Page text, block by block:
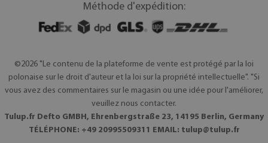
Méthode d'expédition:
©2026 "Le contenu de la plateforme de vente est protégé par la loi
polonaise sur le droit d'auteur et la loi sur la propriété intellectuelle". "Si
vous avez des commentaires sur le magasin ou une idée pour l'améliorer,
veuillez nous contacter.
Tulup.fr Defto GMBH, Ehrenbergstraße 23, 14195 Berlin, Germany
TÉLÉPHONE: +49 20995509311 EMAIL: tulup@tulup.fr